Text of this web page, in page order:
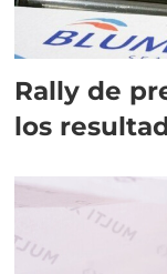
Rally de
los